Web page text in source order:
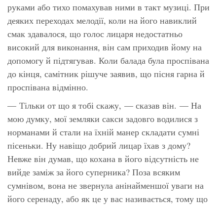
руками або тихо помахував ними в такт музиці. При
деяких переходах мелодії, коли на його навиклий
смак здавалося, що голос лицаря недостатньо
високий для виконання, він сам приходив йому на
допомогу й підтягував. Коли балада була проспівана
до кінця, самітник рішуче заявив, що пісня гарна й
проспівана відмінно.
— Тільки от що я тобі скажу, — сказав він. — На
мою думку, мої земляки сакси задовго водилися з
норманами й стали на їхній манер складати сумні
пісеньки. Ну навіщо добрий лицар їхав з дому?
Невже він думав, що кохана в його відсутність не
вийде заміж за його суперника? Поза всяким
сумнівом, вона не звернула анінайменшої уваги на
його серенаду, або як це у вас називається, тому що